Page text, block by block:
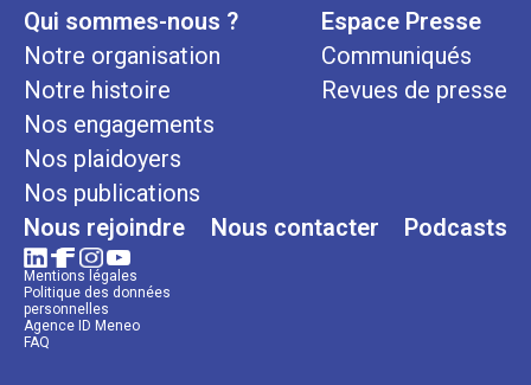
Qui sommes-nous ?
Notre organisation
Notre histoire
Nos engagements
Nos plaidoyers
Nos publications
Espace Presse
Communiqués
Revues de presse
Nous rejoindre Nous contacter Podcasts
Mentions légales
Politique des données
personnelles
Agence ID Meneo
FAQ